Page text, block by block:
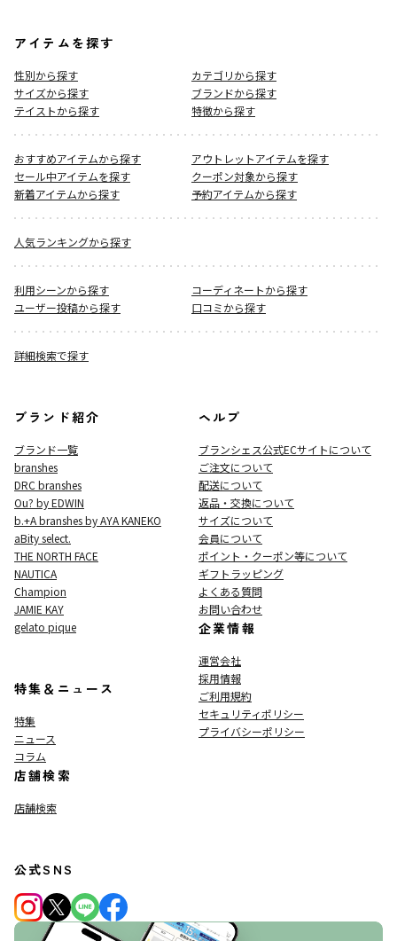
アイテムを探す
性別から探す
カテゴリから探す
サイズから探す
ブランドから探す
テイストから探す
特徴から探す
おすすめアイテムから探す
アウトレットアイテムを探す
セール中アイテムを探す
クーポン対象から探す
新着アイテムから探す
予約アイテムから探す
人気ランキングから探す
利用シーンから探す
コーディネートから探す
ユーザー投稿から探す
口コミから探す
詳細検索で探す
ブランド紹介
ブランド一覧
branshes
DRC branshes
Ou? by EDWIN
b.+A branshes by AYA KANEKO
aBity select.
THE NORTH FACE
NAUTICA
Champion
JAMIE KAY
gelato pique
特集＆ニュース
特集
ニュース
コラム
店舗検索
店舗検索
ヘルプ
ブランシェス公式ECサイトについて
ご注文について
配送について
返品・交換について
サイズについて
会員について
ポイント・クーポン等について
ギフトラッピング
よくある質問
お問い合わせ
企業情報
運営会社
採用情報
ご利用規約
セキュリティポリシー
プライバシーポリシー
公式SNS